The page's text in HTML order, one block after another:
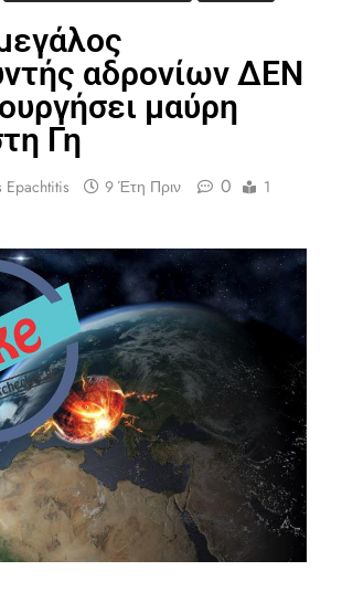
αδρονίων ΔΕΝ
μαύρη
Γη
Epachtitis 9 Έτη Πριν 0
1